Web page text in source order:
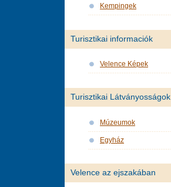
Kempingek
Turisztikai informaciók
Velence Képek
Turisztikai Látványosságok
Múzeumok
Egyház
Velence az ejszakában